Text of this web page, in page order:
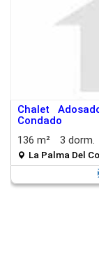
Chalet
Condado
136 m²
3 dorm.
La Palma Del